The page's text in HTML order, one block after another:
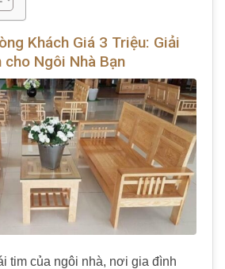
Khách Giá 3 Triệu: Giải
Ngôi Nhà Bạn
tim của ngôi nhà, nơi gia đình